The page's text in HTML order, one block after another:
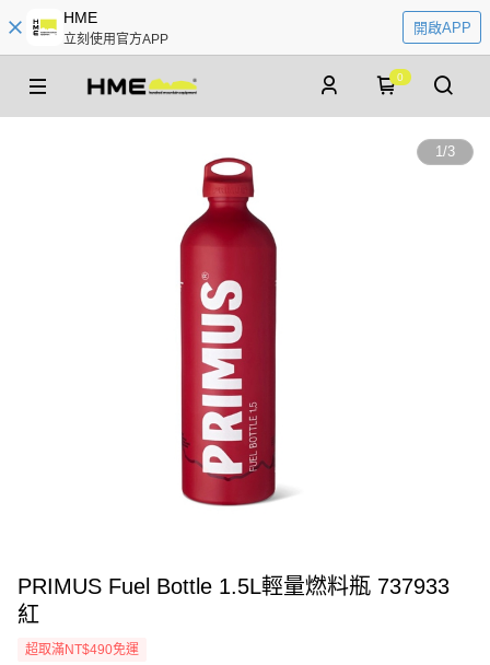
HME
立刻使用官方APP
開啟APP
0
1/3
PRIMUS Fuel Bottle 1.5L輕量燃料瓶 737933
紅
超取滿NT$490免運